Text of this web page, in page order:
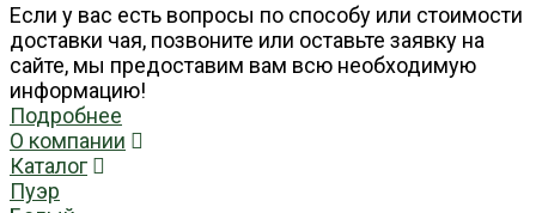
Если у вас есть вопросы по способу или стоимости
доставки чая, позвоните или оставьте заявку на
сайте, мы предоставим вам всю необходимую
информацию!
Подробнее
О компании
Каталог
Пуэр